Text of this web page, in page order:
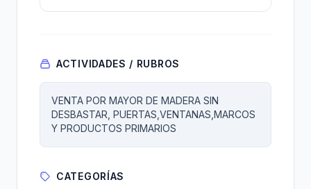
ACTIVIDADES / RUBROS
VENTA POR MAYOR DE MADERA SIN
DESBASTAR, PUERTAS,VENTANAS,MARCOS
Y PRODUCTOS PRIMARIOS
CATEGORÍAS